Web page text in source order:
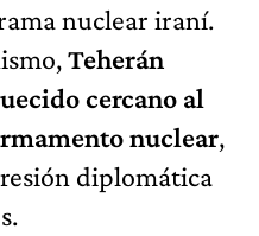
nuclear iraní.
Teherán
cercano al
nuclear,
diplomática